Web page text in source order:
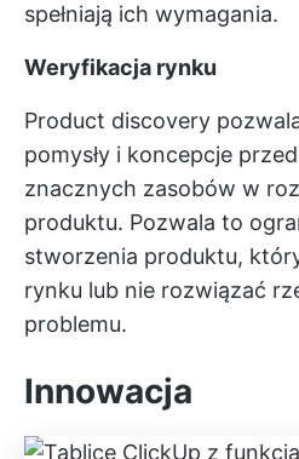
spełniają ich wymagania.
Weryfikacja rynku
Product discovery
pomysły i koncepcje
znacznych zasobów w
produktu. Pozwala to
stworzenia produktu,
rynku lub nie rozwiązać
problemu.
Innowacja